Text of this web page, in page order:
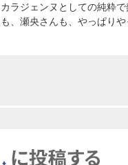
ラジェンヌとしての純粋
、瀬央さんも、やっぱり